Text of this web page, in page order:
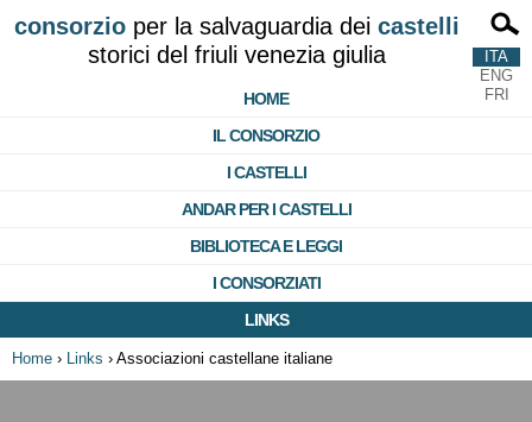
consorzioper la salvaguardia dei castelli
storici del friuli venezia giulia
HOME
IL CONSORZIO
I CASTELLI
ANDAR PER I CASTELLI
BIBLIOTECA E LEGGI
I CONSORZIATI
LINKS
ITA
ENG
FRI
Home › Links › Associazioni castellane italiane